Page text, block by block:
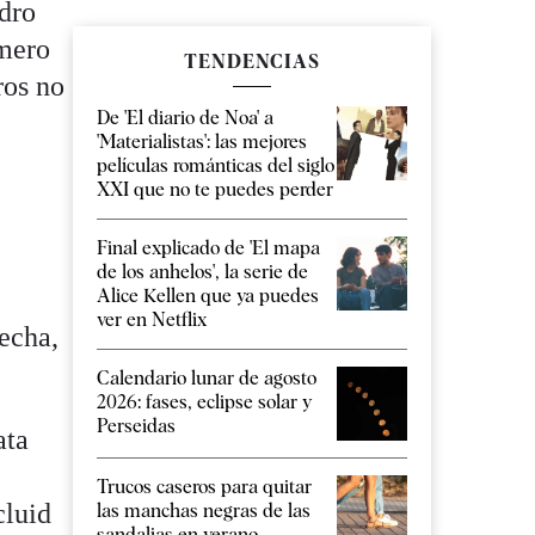
no
TENDENCIAS
De 'El diario de Noa' a
'Materialistas': las mejores
películas románticas del siglo
XXI que no te puedes perder
Final explicado de 'El mapa
de los anhelos', la serie de
Alice Kellen que ya puedes
ver en Netflix
Calendario lunar de agosto
2026: fases, eclipse solar y
Perseidas
Trucos caseros para quitar
las manchas negras de las